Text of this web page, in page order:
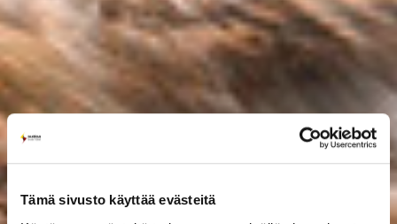
Tämä sivusto käyttää evästeitä